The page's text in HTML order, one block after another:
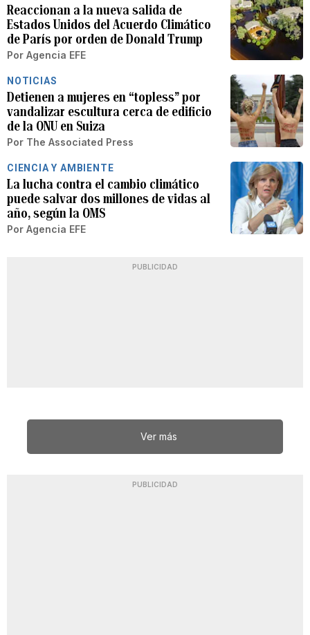
Reaccionan a la nueva salida de
Estados Unidos del Acuerdo Climático
de París por orden de Donald Trump
Por Agencia EFE
NOTICIAS
Detienen a mujeres en “topless” por
vandalizar escultura cerca de edificio
de la ONU en Suiza
Por The Associated Press
CIENCIA Y AMBIENTE
La lucha contra el cambio climático
puede salvar dos millones de vidas al
año, según la OMS
Por Agencia EFE
PUBLICIDAD
Ver más
PUBLICIDAD